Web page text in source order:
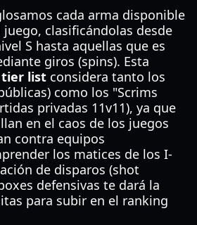
cada arma disponible
clasificándolas desde
S hasta aquellas que es
giros (spins). Esta
tier list considera tanto los
como los "Scrims
privadas 11v11), ya que
en el caos de los juegos
contra equipos
los matices de los I-
de disparos (shot
defensivas te dará la
para subir en el ranking